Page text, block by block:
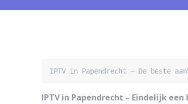
IPTV in Papendrecht – Eindelijk